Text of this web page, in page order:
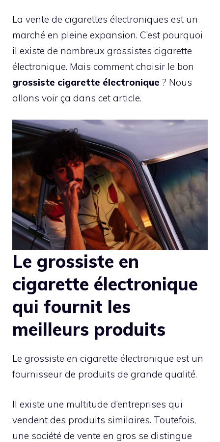
La vente de cigarettes électroniques est un
marché en pleine expansion. C’est pourquoi
il existe de nombreux grossistes cigarette
électronique. Mais comment choisir le bon
grossiste cigarette électronique ? Nous
allons voir ça dans cet article.
Le grossiste en
cigarette électronique
qui fournit les
meilleurs produits
Le grossiste en cigarette électronique est un
fournisseur de produits de grande qualité.
Il existe une multitude d’entreprises qui
vendent des produits similaires. Toutefois,
une société de vente en gros se distingue